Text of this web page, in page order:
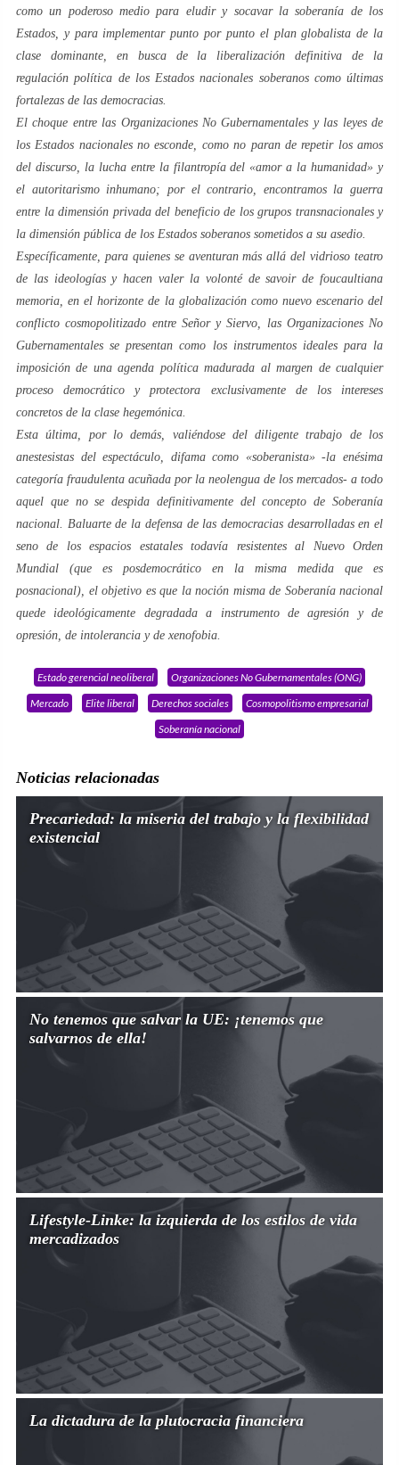
como un poderoso medio para eludir y socavar la soberanía de los
Estados, y para implementar punto por punto el plan globalista de la
clase dominante, en busca de la liberalización definitiva de la
regulación política de los Estados nacionales soberanos como últimas
fortalezas de las democracias.
El choque entre las Organizaciones No Gubernamentales y las leyes de
los Estados nacionales no esconde, como no paran de repetir los amos
del discurso, la lucha entre la filantropía del «amor a la humanidad» y
el autoritarismo inhumano; por el contrario, encontramos la guerra
entre la dimensión privada del beneficio de los grupos transnacionales y
la dimensión pública de los Estados soberanos sometidos a su asedio.
Específicamente, para quienes se aventuran más allá del vidrioso teatro
de las ideologías y hacen valer la volonté de savoirdefoucaultiana
memoria, en el horizonte de la globalización como nuevo escenario del
conflicto cosmopolitizado entre Señor ySiervo , las Organizaciones No
Gubernamentales se presentan como los instrumentos ideales para la
imposición de una agenda política madurada al margen de cualquier
proceso democrático y protectora exclusivamente de los intereses
concretos de la clase hegemónica.
Esta última, por lo demás, valiéndose del diligente trabajo de los
anestesistas del espectáculo , difama como «soberanista» -la enésima
categoría fraudulenta acuñada por la neolengua de los mercados- a todo
aquel que no se despida definitivamente del concepto de Soberanía
nacional. Baluarte de la defensa de las democracias desarrolladas en el
seno de los espacios estatales todavía resistentes al Nuevo Orden
Mundial (que es posdemocrático en la misma medida que es
posnacional), el objetivo es que la noción misma de Soberanía nacional
quede ideológicamente degradada a instrumento de agresión y de
opresión, de intolerancia y de xenofobia.
Estado gerencial neoliberal
Organizaciones No Gubernamentales (ONG)
Mercado
Elite liberal Derechos sociales
Cosmopolitismo empresarial
Soberanía nacional
Noticias relacionadas
Precariedad: la miseria del trabajo y la flexibilidad
existencial
No tenemos que salvar la UE: ¡tenemos que
salvarnos de ella!
Lifestyle-Linke: la izquierda de los estilos de vida
mercadizados
La dictadura de la plutocracia financiera